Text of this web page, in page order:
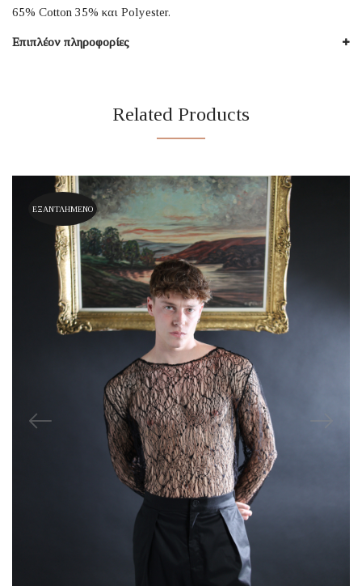
65% Cotton 35% και Polyester.
Επιπλέον πληροφορίες
Related Products
ΕΞΑΝΤΛΗΜΈΝΟ